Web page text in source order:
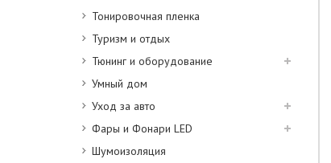
Тонировочная пленка
Туризм и отдых
Тюнинг и оборудование
Умный дом
Уход за авто
Фары и Фонари LED
Шумоизоляция